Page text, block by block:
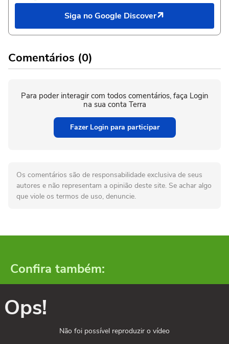
Siga no Google Discover
Comentários (0)
Para poder interagir com todos comentários, faça Login
na sua conta Terra
Fazer Login para participar
Os comentários são de responsabilidade exclusiva de seus
autores e não representam a opinião deste site. Se achar algo
que viole os termos de uso, denuncie.
Confira também:
Ops!
Não foi possível reproduzir o vídeo